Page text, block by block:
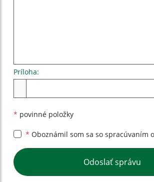
Príloha:
* povinné položky
* Oboznámil som sa so spracúvaním
Google reCaptcha Response
Odoslať správu